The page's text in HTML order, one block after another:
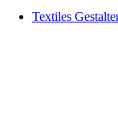
Textiles